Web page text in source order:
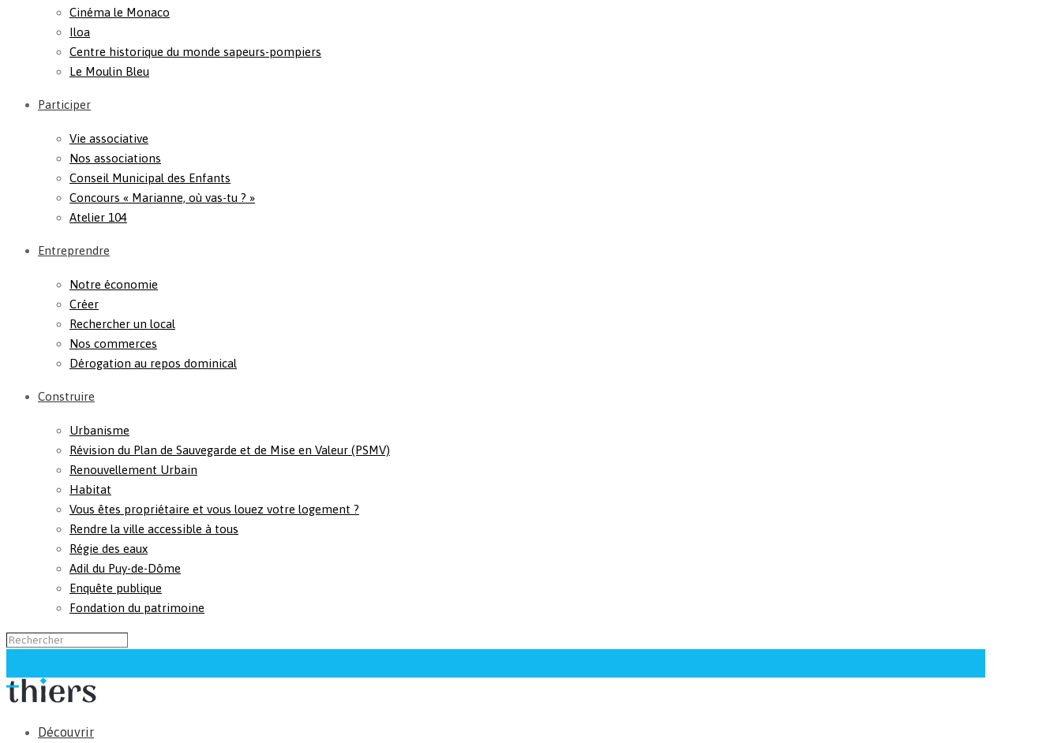
Cinéma le Monaco
Iloa
Centre historique du monde sapeurs-pompiers
Le Moulin Bleu
Participer
Vie associative
Nos associations
Conseil Municipal des Enfants
Concours « Marianne, où vas-tu ? »
Atelier 104
Entreprendre
Notre économie
Créer
Rechercher un local
Nos commerces
Dérogation au repos dominical
Construire
Urbanisme
Révision du Plan de Sauvegarde et de Mise en Valeur (PSMV)
Renouvellement Urbain
Habitat
Vous êtes propriétaire et vous louez votre logement ?
Rendre la ville accessible à tous
Régie des eaux
Adil du Puy-de-Dôme
Enquête publique
Fondation du patrimoine
Découvrir